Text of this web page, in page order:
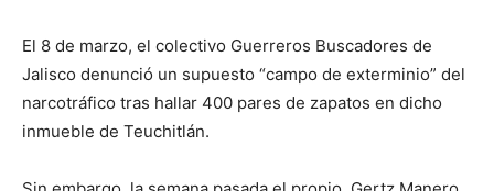
El 8 de marzo, el colectivo Guerreros Buscadores de
Jalisco denunció un supuesto “campo de exterminio” del
narcotráfico tras hallar 400 pares de zapatos en dicho
inmueble de Teuchitlán.